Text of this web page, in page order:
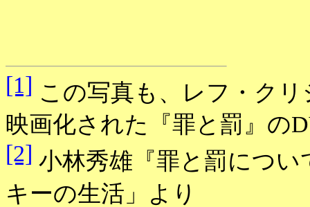
[1] この写真も、レフ・ク
映画化された『罪と罰』の
[2] 小林秀雄『罪と罰につ
キーの生活」より